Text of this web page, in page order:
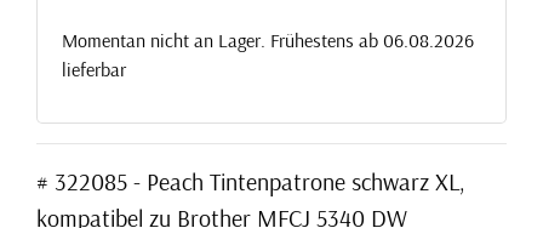
Momentan nicht an Lager. Frühestens ab 06.08.2026
lieferbar
# 322085 - Peach Tintenpatrone schwarz XL,
kompatibel zu Brother MFCJ 5340 DW